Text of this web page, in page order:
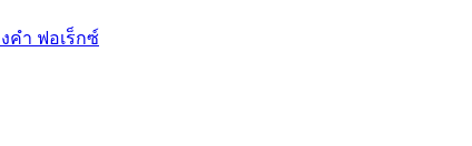
คำ ฟอเร็กซ์